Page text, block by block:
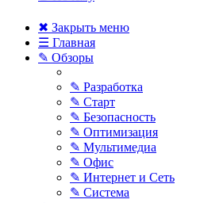
✖ Закрыть меню
☰ Главная
✎ Обзоры
✎ Разработка
✎ Старт
✎ Безопасность
✎ Оптимизация
✎ Мультимедиа
✎ Офис
✎ Интернет и Сеть
✎ Система